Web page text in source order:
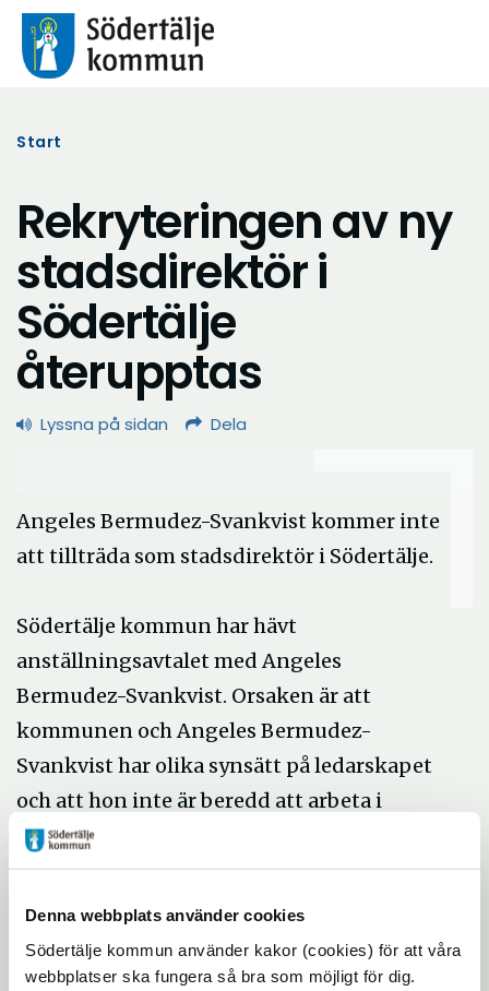
Denna webbplats använder cookies
Södertälje kommun använder kakor (cookies) för att våra
webbplatser ska fungera så bra som möjligt för dig.
Start
Rekryteringen av ny
stadsdirektör i
Södertälje
återupptas
Lyssna på sidan Dela
Angeles Bermudez-Svankvist kommer inte
att tillträda som stadsdirektör i Södertälje.
Södertälje kommun har hävt
anställningsavtalet med Angeles
Bermudez-Svankvist. Orsaken är att
kommunen och Angeles Bermudez-
Svankvist har olika synsätt på ledarskapet
och att hon inte är beredd att arbeta i
enlighet med den nya organisation som
kommunen beslutat om.
Rekrytering av ny stadsdirektör kommer nu
att återupptas. Tillförordnad stadsdirektör